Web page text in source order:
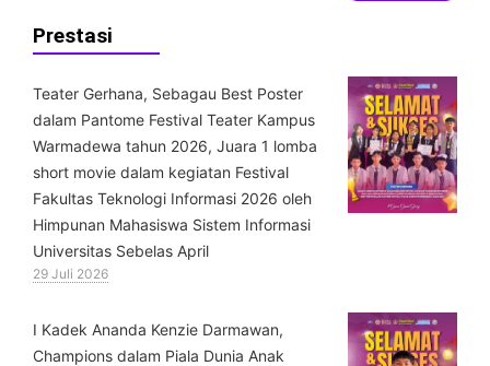
Prestasi
Teater Gerhana, Sebagau Best Poster
dalam Pantome Festival Teater Kampus
Warmadewa tahun 2026, Juara 1 lomba
short movie dalam kegiatan Festival
Fakultas Teknologi Informasi 2026 oleh
Himpunan Mahasiswa Sistem Informasi
Universitas Sebelas April
29 Juli 2026
⁠I Kadek Ananda Kenzie Darmawan,
Champions dalam Piala Dunia Anak